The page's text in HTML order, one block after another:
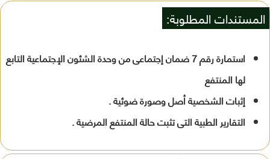
المستندات المطلوبة:
استمارة رقم 7 ضمان إجتماعى من وحدة الشئون الإجتماعية التابع
لها المنتفع
إثبات الشخصية أصل وصورة ضوئية .
التقارير الطبية التى تثبت حالة المنتفع المرضية .